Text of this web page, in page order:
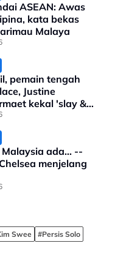
ASEAN: Awas
kata bekas
Malaya
pemain tengah
Justine
kekal 'slay &
ada... --
menjelang
Swee #Persis Solo